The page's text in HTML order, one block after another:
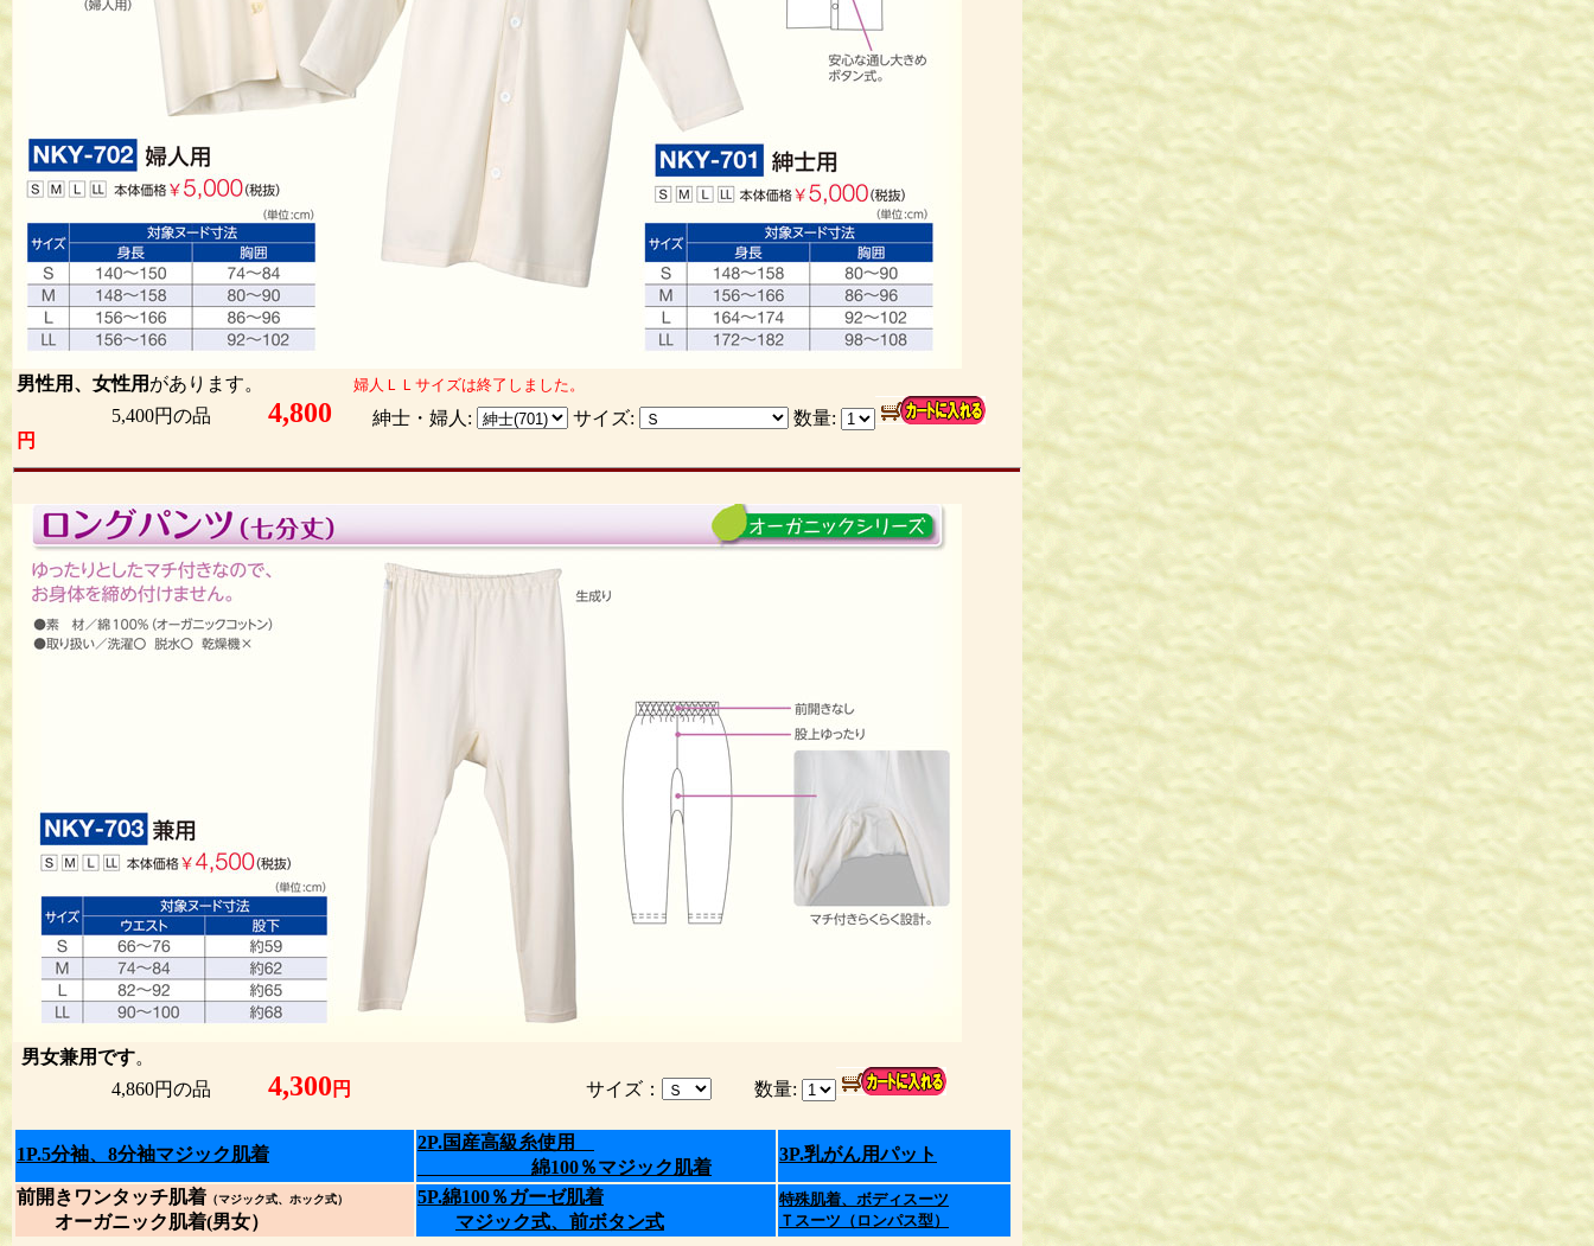
男性用、女性用 があります。
5,400円の品 4,800
円
婦人ＬＬサイズは終了しました。
紳士・婦人: サイズ: 数量:
男女兼用です。
4,860円の品 4,300 円 サイズ： 数量:
1P.5分袖、8分袖マジック肌着
2P.国産高級糸使用
綿100％マジック肌着
3P.乳がん用パット
前開きワンタッチ肌着 （マジック式、ホック式）
オーガニック肌着(男女）
5P.綿100％ガーゼ肌着
マジック式、前ボタン式
特殊肌着、ボディスーツ
Ｔスーツ（ロンパス型）